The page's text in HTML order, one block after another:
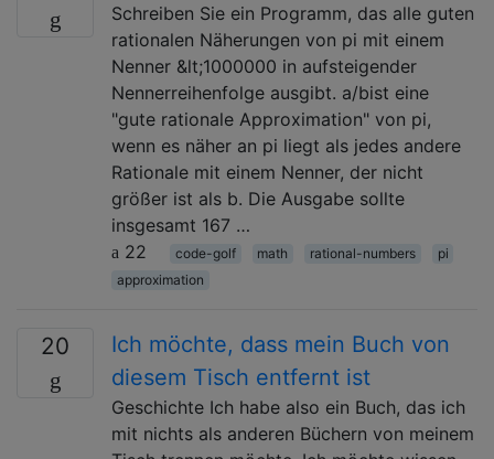
Schreiben Sie ein Programm, das alle guten
rationalen Näherungen von pi mit einem
Nenner &lt;1000000 in aufsteigender
Nennerreihenfolge ausgibt. a/bist eine
"gute rationale Approximation" von pi,
wenn es näher an pi liegt als jedes andere
Rationale mit einem Nenner, der nicht
größer ist als b. Die Ausgabe sollte
insgesamt 167 …
22
code-golf math rational-numbers
pi
approximation
20
Ich möchte, dass mein Buch von
diesem Tisch entfernt ist
Geschichte Ich habe also ein Buch, das ich
mit nichts als anderen Büchern von meinem